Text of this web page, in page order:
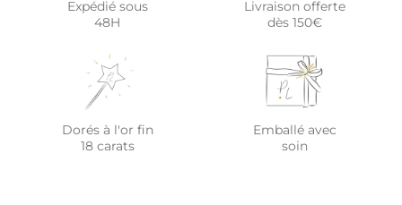
Expédié sous
48H
Livraison offerte
dès 150€
Dorés à l'or fin
18 carats
Emballé avec
soin